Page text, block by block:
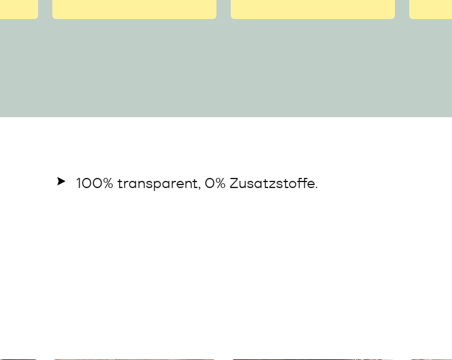
100% transparent, 0% Zusatzstoffe.